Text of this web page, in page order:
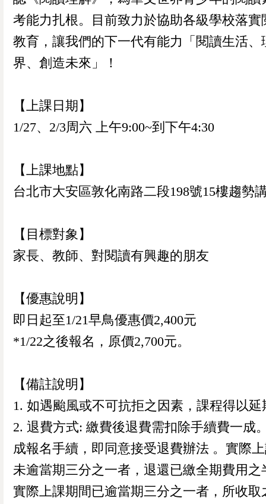
繼續購物 結帳付款
確定取消
考能力扎根。目前致力於協助各級學校落實
教育，讓我們的下一代有能力「閱讀生活、
界、創造未來」！
【上課日期】
1/27、2/3周六 上午9:00~到下午4:30
【上課地點】
台北市大安區敦化南路二段198號15樓趨勢
【目標對象】
家長、教師、對閱讀有興趣的朋友
【優惠說明】
即日起至1/21早鳥優惠價2,400元
*1/22之後報名，原價2,700元。
【備註說明】
1. 如遇颱風或不可抗拒之因素，課程得以延
2. 退費方式: 繳費後退費需扣除手續費一成
成報名手續，即同意接受退費辦法 。實際
未逾當期三分之一者，退還已繳全期費用之
實際上課期間已逾當期三分之一者，所收取